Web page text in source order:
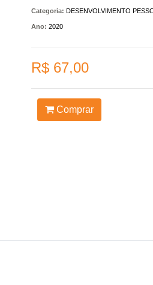
Categoria: DESENVOLVIMENTO
Ano: 2020
R$ 67,00
Comprar